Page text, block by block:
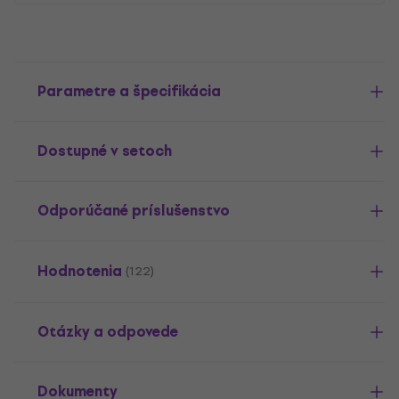
Parametre a špecifikácia
Dostupné v setoch
Odporúčané príslušenstvo
Hodnotenia (122)
Otázky a odpovede
Dokumenty